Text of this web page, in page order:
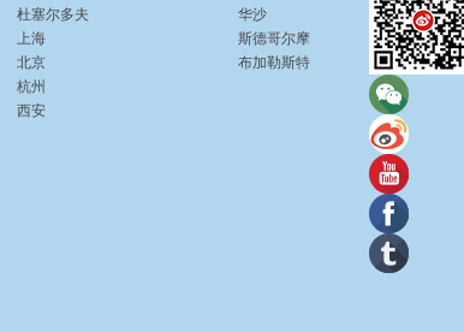
杜塞尔多夫
上海
北京
杭州
西安
华沙
斯德哥尔摩
布加勒斯特